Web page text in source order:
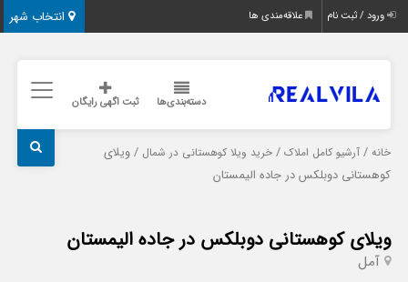
انتخاب شهر ورود / ثبت نام علاقه‌مندی ها
دسته‌بندی‌ها ثبت اگهی رایگان
خانه /آرشیو کامل املاک /خرید ویلا کوهستانی در شمال / ویلای
کوهستانی دوبلکس در جاده الیمستان
ویلای کوهستانی دوبلکس در جاده الیمستان
آمل